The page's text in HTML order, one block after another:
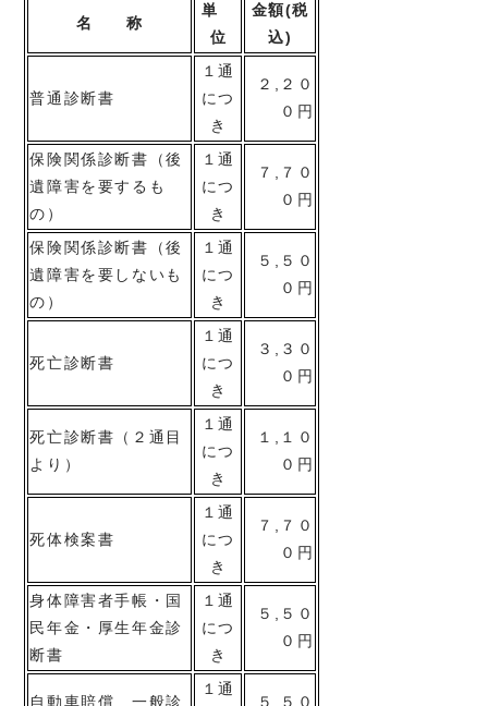
名 称
単
位
金額(税
込)
普通診断書
１通
につ
き
２,２０
０円
保険関係診断書（後
遺障害を要するも
の）
１通
につ
き
７,７０
０円
保険関係診断書（後
遺障害を要しないも
の）
１通
につ
き
５,５０
０円
死亡診断書
１通
につ
き
３,３０
０円
死亡診断書（２通目
より）
１通
につ
き
１,１０
０円
死体検案書
１通
につ
き
７,７０
０円
身体障害者手帳・国
民年金・厚生年金診
断書
１通
につ
き
５,５０
０円
自動車賠償 一般診
１通
５,５０